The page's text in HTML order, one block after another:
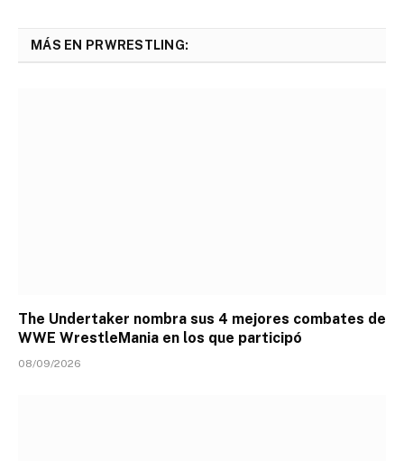
MÁS EN PRWRESTLING:
The Undertaker nombra sus 4 mejores combates de
WWE WrestleMania en los que participó
08/09/2026